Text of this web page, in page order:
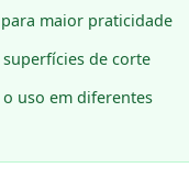
maior praticidade
de corte
uso em diferentes